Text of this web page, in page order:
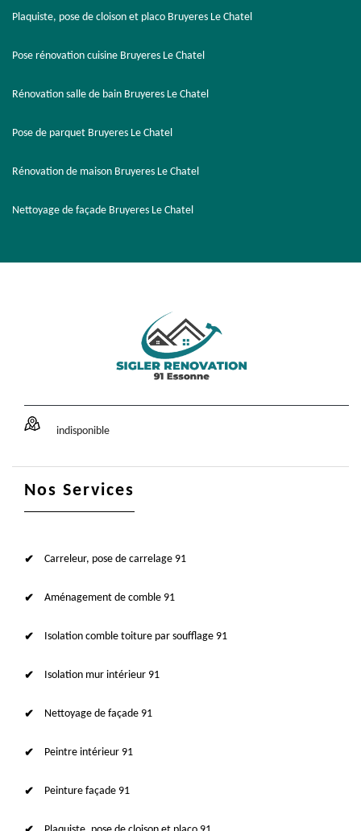
Plaquiste, pose de cloison et placo Bruyeres Le Chatel
Pose rénovation cuisine Bruyeres Le Chatel
Rénovation salle de bain Bruyeres Le Chatel
Pose de parquet Bruyeres Le Chatel
Rénovation de maison Bruyeres Le Chatel
Nettoyage de façade Bruyeres Le Chatel
indisponible
Nos Services
Carreleur, pose de carrelage 91
Aménagement de comble 91
Isolation comble toiture par soufflage 91
Isolation mur intérieur 91
Nettoyage de façade 91
Peintre intérieur 91
Peinture façade 91